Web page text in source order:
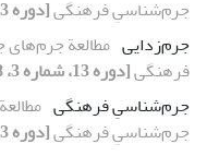
جرم‌‌شناسیِ فرهنگی[دوره 13، شماره 3، 1398، صفحه 133-159]
جرم‌زدایی مطالعة
فرهنگی[دوره 13، شماره 3، 1398، صفحه 133-159]
جرم‌شناسیِ فرهنگی
جرم‌‌شناسیِ فرهنگی[دوره 13، شماره 3، 1398، صفحه 133-159]